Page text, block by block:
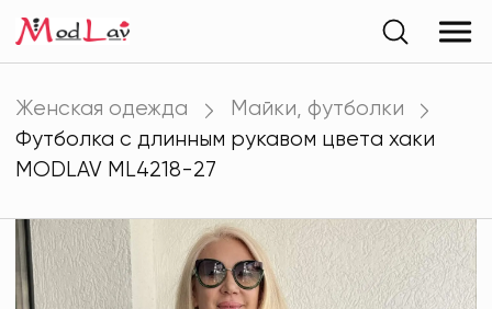
Женская одежда
Майки, футболки
Футболка с длинным рукавом цвета хаки
MODLAV ML4218-27